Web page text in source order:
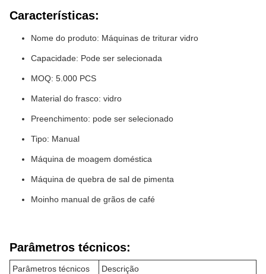
Características:
Nome do produto: Máquinas de triturar vidro
Capacidade: Pode ser selecionada
MOQ: 5.000 PCS
Material do frasco: vidro
Preenchimento: pode ser selecionado
Tipo: Manual
Máquina de moagem doméstica
Máquina de quebra de sal de pimenta
Moinho manual de grãos de café
Parâmetros técnicos:
Parâmetros técnicos
Descrição